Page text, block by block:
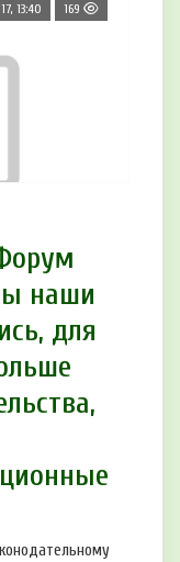
13:40 169
наши
для